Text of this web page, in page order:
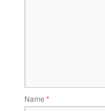
Name *